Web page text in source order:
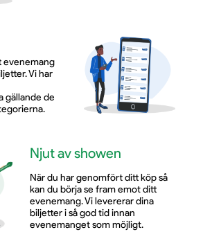
evenemang
Vi har
gällande de
Njut av showen
När du har genomfört ditt köp så
kan du börja se fram emot ditt
evenemang. Vi levererar dina
biljetter i så god tid innan
evenemanget som möjligt.